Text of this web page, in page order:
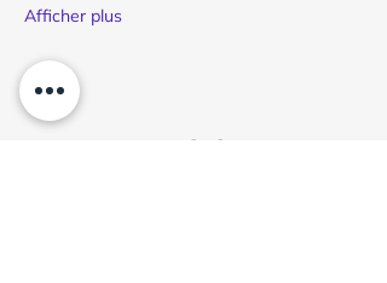
Afficher plus
Partager cet événement